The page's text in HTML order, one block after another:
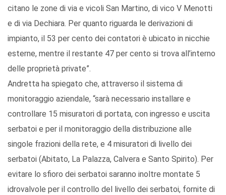
citano le zone di via e vicoli San Martino, di vico V Menotti
e di via Dechiara. Per quanto riguarda le derivazioni di
impianto, il 53 per cento dei contatori è ubicato in nicchie
esterne, mentre il restante 47 per cento si trova all’interno
delle proprietà private”.
Andretta ha spiegato che, attraverso il sistema di
monitoraggio aziendale, “sarà necessario installare e
controllare 15 misuratori di portata, con ingresso e uscita
serbatoi e per il monitoraggio della distribuzione alle
singole frazioni della rete, e 4 misuratori di livello dei
serbatoi (Abitato, La Palazza, Calvera e Santo Spirito). Per
evitare lo sfioro dei serbatoi saranno inoltre montate 5
idrovalvole per il controllo del livello dei serbatoi, fornite di